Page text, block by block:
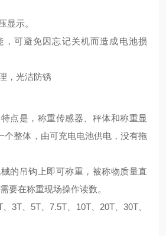
显示。
，可避免因忘记关机而造成电池损
，光洁防锈
点是，称重传感器、秤体和称重显
个整体，由可充电电池供电，没有拖
的吊钩上即可称重，被称物质量直
要在称重现场操作读数。
3T、5T、7.5T、10T、20T、30T、